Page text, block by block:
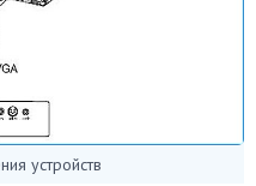
устройств